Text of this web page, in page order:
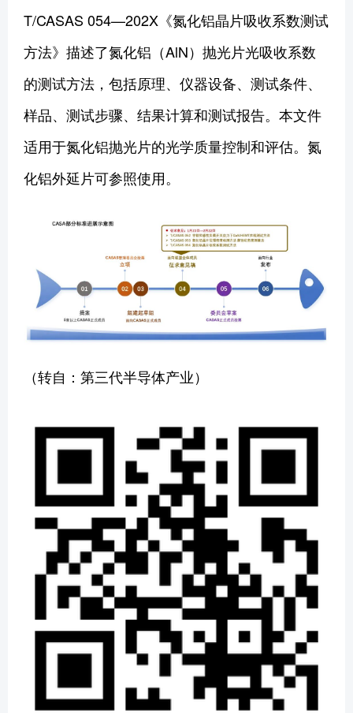
T/CASAS 054—202X《氮化铝晶片吸收系数测试
方法》描述了氮化铝（AlN）抛光片光吸收系数
的测试方法，包括原理、仪器设备、测试条件、
样品、测试步骤、结果计算和测试报告。本文件
适用于氮化铝抛光片的光学质量控制和评估。氮
化铝外延片可参照使用。
（转自：第三代半导体产业）